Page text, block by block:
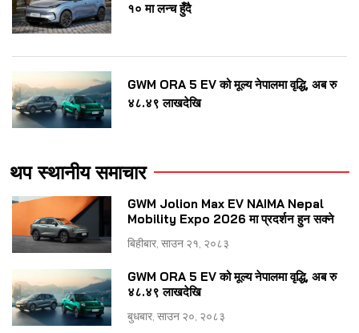
१० मा लन्च हुँदै
GWM ORA 5 EV को मूल्य नेपालमा वृद्धि, अब रु
४८.४९ लाखदेखि
थप स्थानीय समाचार
GWM Jolion Max EV NAIMA Nepal
Mobility Expo 2026 मा प्रदर्शन हुन सक्ने
बिहीबार, साउन २१, २०८३
GWM ORA 5 EV को मूल्य नेपालमा वृद्धि, अब रु
४८.४९ लाखदेखि
बुधबार, साउन २०, २०८३